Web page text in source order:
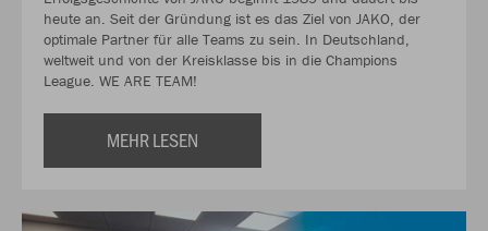
heute an. Seit der Gründung ist es das Ziel von JAKO, der
optimale Partner für alle Teams zu sein. In Deutschland,
weltweit und von der Kreisklasse bis in die Champions
League. WE ARE TEAM!
MEHR LESEN